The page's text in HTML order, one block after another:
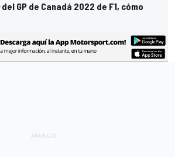
GP de Canadá 2022 de F1, cómo